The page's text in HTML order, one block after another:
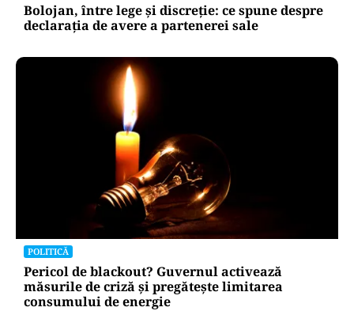
Bolojan, între lege și discreție: ce spune despre
declarația de avere a partenerei sale
POLITICĂ
Pericol de blackout? Guvernul activează
măsurile de criză și pregătește limitarea
consumului de energie